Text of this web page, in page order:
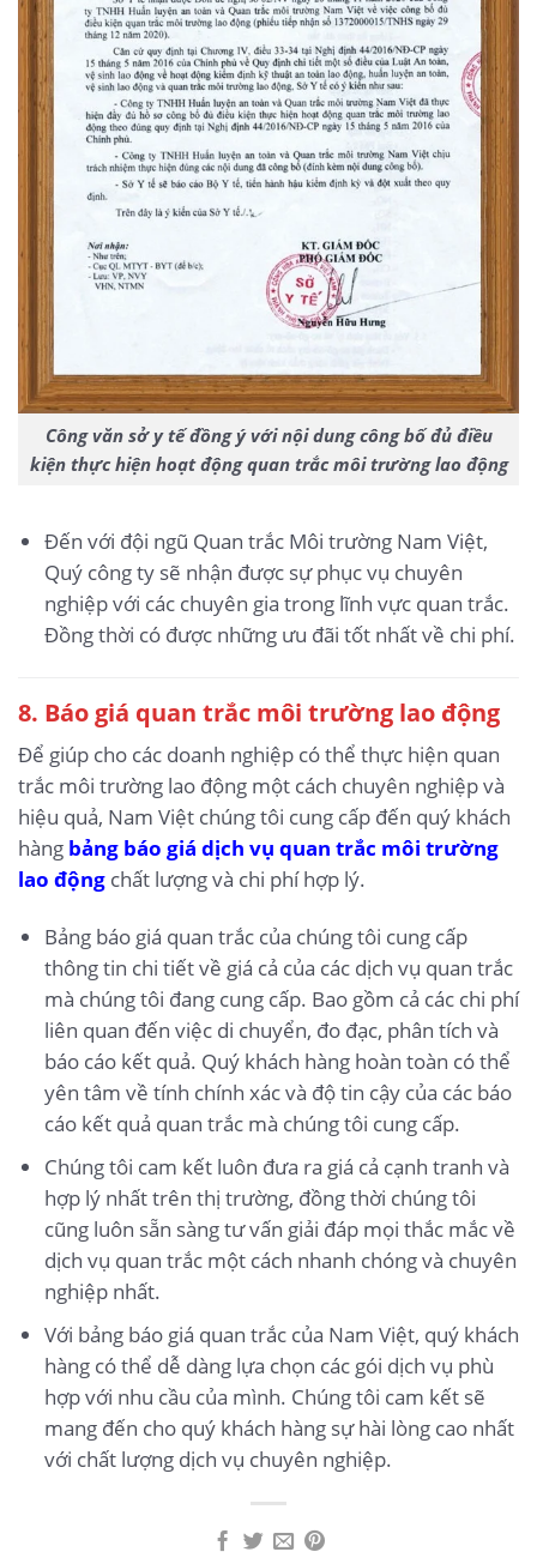
Công văn sở y tế đồng ý với nội dung công bố đủ điều
kiện thực hiện hoạt động quan trắc môi trường lao động
Đến với đội ngũ Quan trắc Môi trường Nam Việt,
Quý công ty sẽ nhận được sự phục vụ chuyên
nghiệp với các chuyên gia trong lĩnh vực quan trắc.
Đồng thời có được những ưu đãi tốt nhất về chi phí.
8. Báo giá quan trắc môi trường lao động
Để giúp cho các doanh nghiệp có thể thực hiện quan
trắc môi trường lao động một cách chuyên nghiệp và
hiệu quả, Nam Việt chúng tôi cung cấp đến quý khách
hàng bảng báo giá dịch vụ quan trắc môi trường
lao động chất lượng và chi phí hợp lý.
Bảng báo giá quan trắc của chúng tôi cung cấp
thông tin chi tiết về giá cả của các dịch vụ quan trắc
mà chúng tôi đang cung cấp. Bao gồm cả các chi phí
liên quan đến việc di chuyển, đo đạc, phân tích và
báo cáo kết quả. Quý khách hàng hoàn toàn có thể
yên tâm về tính chính xác và độ tin cậy của các báo
cáo kết quả quan trắc mà chúng tôi cung cấp.
Chúng tôi cam kết luôn đưa ra giá cả cạnh tranh và
hợp lý nhất trên thị trường, đồng thời chúng tôi
cũng luôn sẵn sàng tư vấn giải đáp mọi thắc mắc về
dịch vụ quan trắc một cách nhanh chóng và chuyên
nghiệp nhất.
Với bảng báo giá quan trắc của Nam Việt, quý khách
hàng có thể dễ dàng lựa chọn các gói dịch vụ phù
hợp với nhu cầu của mình. Chúng tôi cam kết sẽ
mang đến cho quý khách hàng sự hài lòng cao nhất
với chất lượng dịch vụ chuyên nghiệp.